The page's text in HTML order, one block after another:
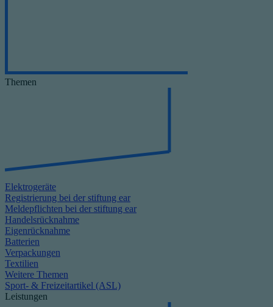
Themen
Elektrogeräte
Registrierung bei der stiftung ear
Meldepflichten bei der stiftung ear
Handelsrücknahme
Eigenrücknahme
Batterien
Verpackungen
Textilien
Weitere Themen
Sport- & Freizeitartikel (ASL)
Leistungen